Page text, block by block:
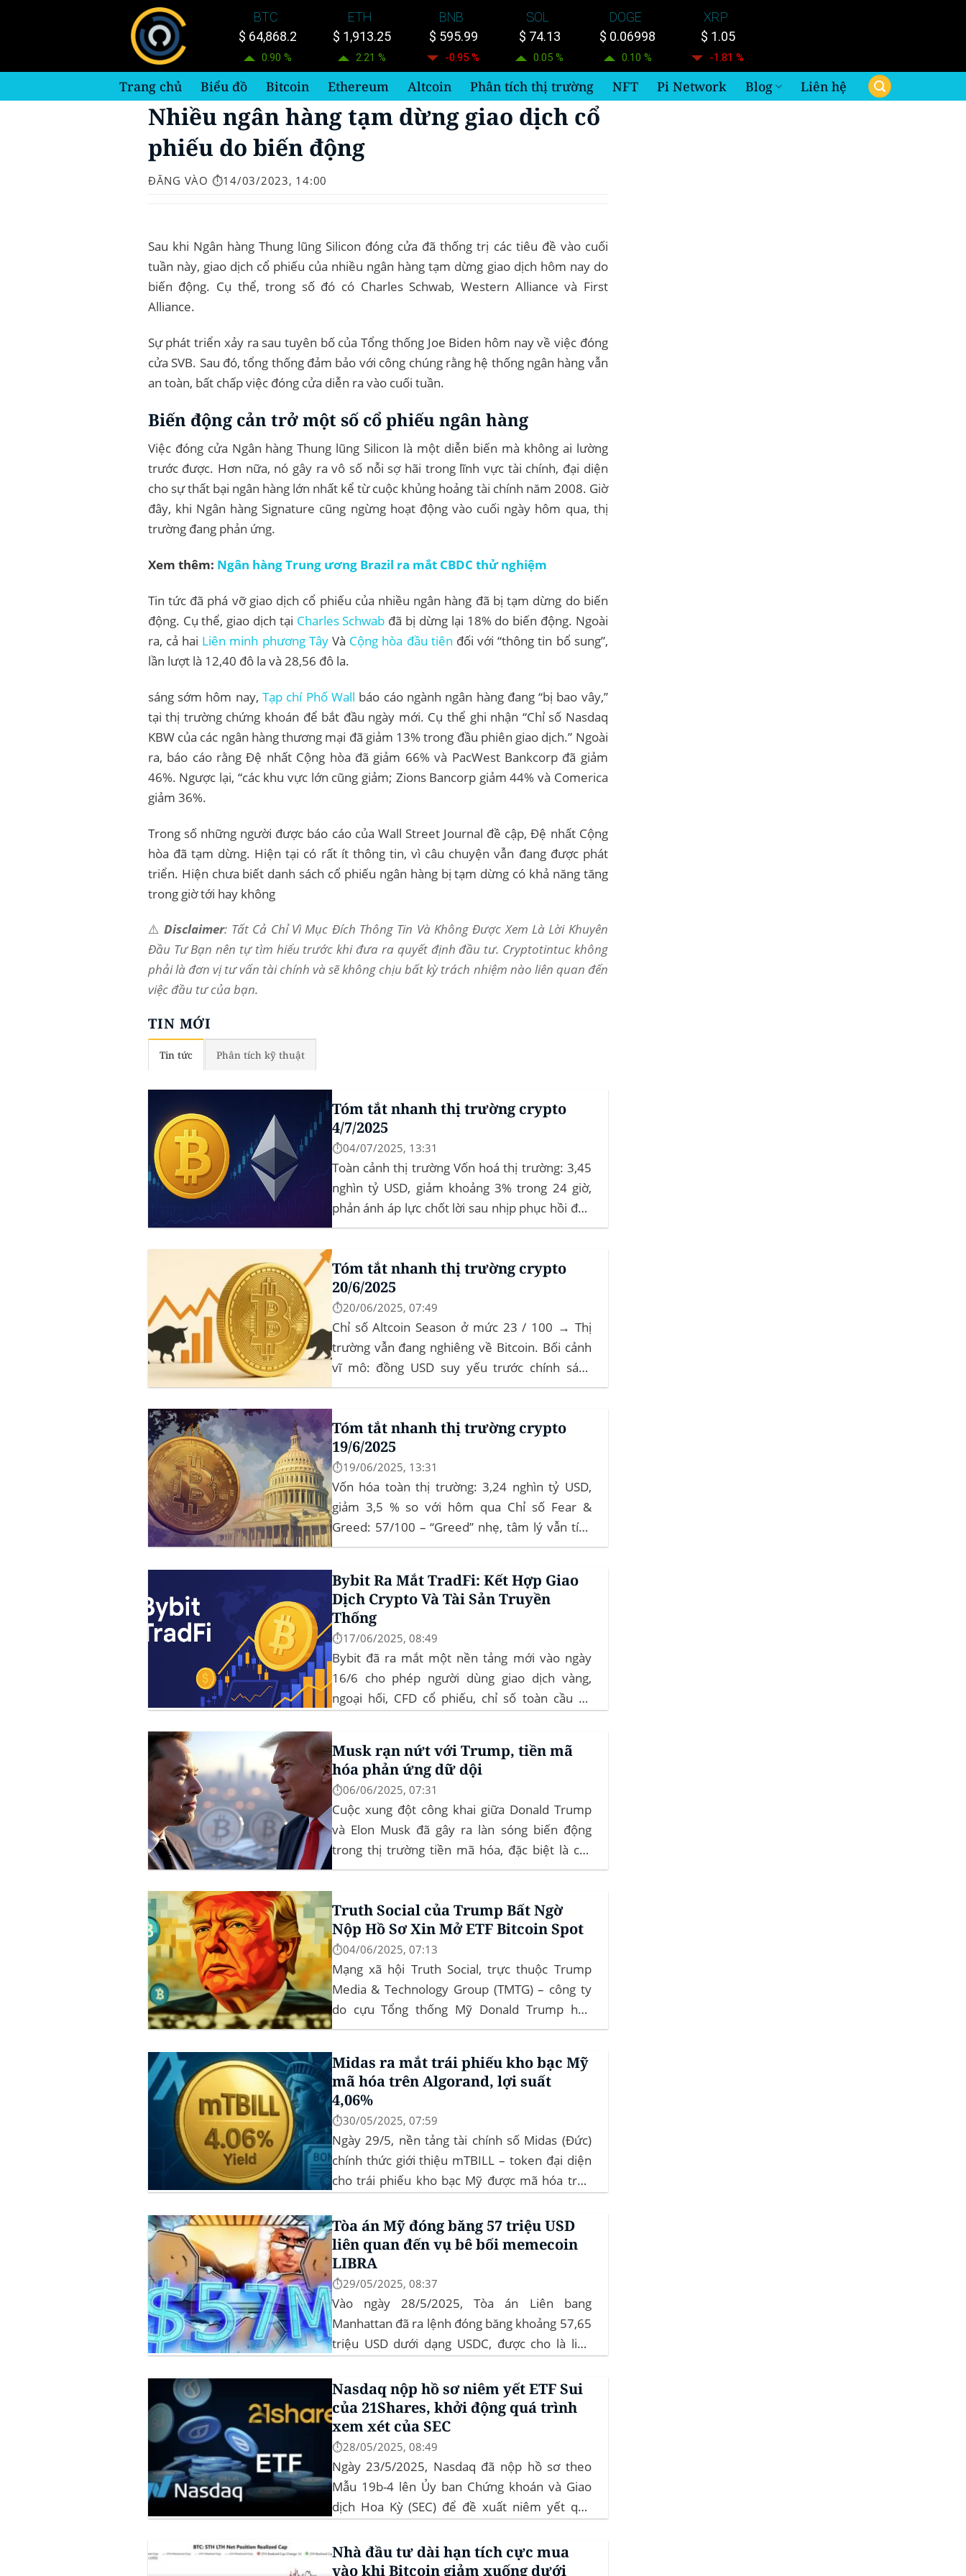
BTC
$ 64,868.2
0.90 %
ETH
$ 1,913.25
2.21 %
BNB
$ 595.99
-0.95 %
SOL
$ 74.13
0.05 %
DOGE
$ 0.06998
0.10 %
XRP
$ 1.05
-1.81 %
Trang chủ Biểu đồ Bitcoin Ethereum Altcoin Phân tích thị trường NFT Pi Network Blog Liên hệ
Nhiều ngân hàng tạm dừng giao dịch cổ
phiếu do biến động
ĐĂNG VÀO ⏱️14/03/2023, 14:00
Sau khi Ngân hàng Thung lũng Silicon đóng cửa đã thống trị các tiêu đề vào cuối
tuần này, giao dịch cổ phiếu của nhiều ngân hàng tạm dừng giao dịch hôm nay do
biến động. Cụ thể, trong số đó có Charles Schwab, Western Alliance và First
Alliance.
Sự phát triển xảy ra sau tuyên bố của Tổng thống Joe Biden hôm nay về việc đóng
cửa SVB. Sau đó, tổng thống đảm bảo với công chúng rằng hệ thống ngân hàng vẫn
an toàn, bất chấp việc đóng cửa diễn ra vào cuối tuần.
Biến động cản trở một số cổ phiếu ngân hàng
Việc đóng cửa Ngân hàng Thung lũng Silicon là một diễn biến mà không ai lường
trước được. Hơn nữa, nó gây ra vô số nỗi sợ hãi trong lĩnh vực tài chính, đại diện
cho sự thất bại ngân hàng lớn nhất kể từ cuộc khủng hoảng tài chính năm 2008. Giờ
đây, khi Ngân hàng Signature cũng ngừng hoạt động vào cuối ngày hôm qua, thị
trường đang phản ứng.
Xem thêm: Ngân hàng Trung ương Brazil ra mắt CBDC thử nghiệm
Tin tức đã phá vỡ giao dịch cổ phiếu của nhiều ngân hàng đã bị tạm dừng do biến
động. Cụ thể, giao dịch tại Charles Schwab đã bị dừng lại 18% do biến động. Ngoài
ra, cả hai Liên minh phương TâyVà Cộng hòa đầu tiên đối với “thông tin bổ sung”,
lần lượt là 12,40 đô la và 28,56 đô la.
sáng sớm hôm nay, Tạp chí Phố Wall báo cáo ngành ngân hàng đang “bị bao vây,”
tại thị trường chứng khoán để bắt đầu ngày mới. Cụ thể ghi nhận “Chỉ số Nasdaq
KBW của các ngân hàng thương mại đã giảm 13% trong đầu phiên giao dịch.” Ngoài
ra, báo cáo rằng Đệ nhất Cộng hòa đã giảm 66% và PacWest Bankcorp đã giảm
46%. Ngược lại, “các khu vực lớn cũng giảm; Zions Bancorp giảm 44% và Comerica
giảm 36%.
Trong số những người được báo cáo của Wall Street Journal đề cập, Đệ nhất Cộng
hòa đã tạm dừng. Hiện tại có rất ít thông tin, vì câu chuyện vẫn đang được phát
triển. Hiện chưa biết danh sách cổ phiếu ngân hàng bị tạm dừng có khả năng tăng
trong giờ tới hay không
⚠️Disclaimer: Tất Cả Chỉ Vì Mục Đích Thông Tin Và Không Được Xem Là Lời Khuyên
Đầu Tư Bạn nên tự tìm hiểu trước khi đưa ra quyết định đầu tư. Cryptotintuc không
phải là đơn vị tư vấn tài chính và sẽ không chịu bất kỳ trách nhiệm nào liên quan đến
việc đầu tư của bạn.
TIN MỚI
Tin tức Phân tích kỹ thuật
Tóm tắt nhanh thị trường crypto
4/7/2025
⏱️04/07/2025, 13:31
Toàn cảnh thị trường Vốn hoá thị trường: 3,45
nghìn tỷ USD, giảm khoảng 3% trong 24 giờ,
phản ánh áp lực chốt lời sau nhịp phục hồi đầu
tháng‍ Bitcoin dominance: ở mức 63%, giữ
vững vai trò dẫn dắt khi altcoin điều chỉnh nhẹ.
Tin tức nổi bật...
Tóm tắt nhanh thị trường crypto
20/6/2025
⏱️20/06/2025, 07:49
Chỉ số Altcoin Season ở mức 23 / 100 → Thị
trường vẫn đang nghiêng về Bitcoin. Bối cảnh
vĩ mô: đồng USD suy yếu trước chính sách
“Trumponomics”, nhà đầu tư tìm đến vàng và
crypto như “nơi trú ẩn” mới. Sự kiện Chi tiết
Hack 100 triệu USD...
Tóm tắt nhanh thị trường crypto
19/6/2025
⏱️19/06/2025, 13:31
Vốn hóa toàn thị trường: 3,24 nghìn tỷ USD,
giảm 3,5 % so với hôm qua Chỉ số Fear &
Greed: 57/100 – “Greed” nhẹ, tâm lý vẫn tích
cực Xu hướng: BTC giữ vững 104 k USD sẽ
củng cố đà đi ngang-tích lũy, tạo bàn đạp cho
altcoin...
Bybit Ra Mắt TradFi: Kết Hợp Giao
Dịch Crypto Và Tài Sản Truyền
Thống
⏱️17/06/2025, 08:49
Bybit đã ra mắt một nền tảng mới vào ngày
16/6 cho phép người dùng giao dịch vàng,
ngoại hối, CFD cổ phiếu, chỉ số toàn cầu và
đây là lần đầu tiên một sàn giao dịch tiền mã
hóa...
Musk rạn nứt với Trump, tiền mã
hóa phản ứng dữ dội
⏱️06/06/2025, 07:31
Cuộc xung đột công khai giữa Donald Trump
và Elon Musk đã gây ra làn sóng biến động
trong thị trường tiền mã hóa, đặc biệt là các
đồng meme coin. Elon Musk rời khỏi D.O.G.E.
(Department of Government Efficiency) và chỉ
trích dự luật “Big Beautiful Bill” của Trump,...
Truth Social của Trump Bất Ngờ
Nộp Hồ Sơ Xin Mở ETF Bitcoin Spot
⏱️04/06/2025, 07:13
Mạng xã hội Truth Social, trực thuộc Trump
Media & Technology Group (TMTG) – công ty
do cựu Tổng thống Mỹ Donald Trump hậu
thuẫn – vừa chính thức đệ trình hồ sơ lên Ủy
ban Chứng khoán và Giao dịch Mỹ (SEC) để xin
phê duyệt quỹ ETF Bitcoin...
Midas ra mắt trái phiếu kho bạc Mỹ
mã hóa trên Algorand, lợi suất
4,06%
⏱️30/05/2025, 07:59
Ngày 29/5, nền tảng tài chính số Midas (Đức)
chính thức giới thiệu mTBILL – token đại diện
cho trái phiếu kho bạc Mỹ được mã hóa trên
4,06%/năm mà không yêu cầu mức đầu tư tối
thiểu. mTBILL được bảo chứng bằng...
Tòa án Mỹ đóng băng 57 triệu USD
liên quan đến vụ bê bối memecoin
LIBRA
⏱️29/05/2025, 08:37
Vào ngày 28/5/2025, Tòa án Liên bang
Manhattan đã ra lệnh đóng băng khoảng 57,65
triệu USD dưới dạng USDC, được cho là liên
một phần trong vụ kiện tập thể do Burwick
Law đại diện, cáo buộc các công ty...
Nasdaq nộp hồ sơ niêm yết ETF Sui
của 21Shares, khởi động quá trình
xem xét của SEC
⏱️28/05/2025, 08:49
Ngày 23/5/2025, Nasdaq đã nộp hồ sơ theo
Mẫu 19b-4 lên Ủy ban Chứng khoán và Giao
dịch Hoa Kỳ (SEC) để đề xuất niêm yết quỹ
Động thái này khởi động quá trình xem xét
chính thức của SEC đối với...
Nhà đầu tư dài hạn tích cực mua
vào khi Bitcoin giảm xuống dưới